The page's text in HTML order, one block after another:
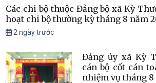
Các chi bộ thuộc Đảng bộ xã Kỳ
hoạt chi bộ thường kỳ tháng 8 năm
2 ngày trước
Đảng ủy xã Kỳ
cán bộ cốt cán
nhiệm vụ tháng 8